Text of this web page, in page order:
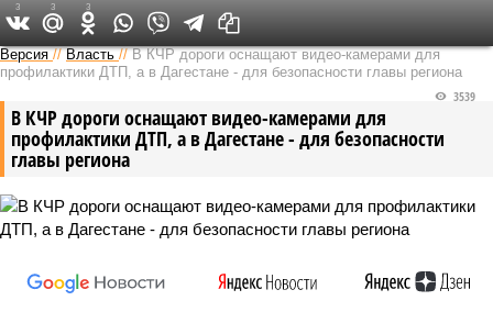
Версия на Кавказе
Версия //Власть //В КЧР дороги оснащают видео-камерами для
профилактики ДТП, а в Дагестане - для безопасности главы региона
В КЧР дороги оснащают видео-камерами для
профилактики ДТП, а в Дагестане - для безопасности
главы региона
3539
3 3 3